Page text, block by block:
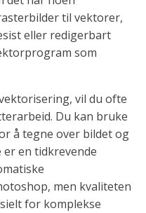
til vektorer,
eller redigerbart
som
vil du ofte
Du kan bruke
å tegne over bildet og
en tidkrevende
men kvaliteten
for komplekse